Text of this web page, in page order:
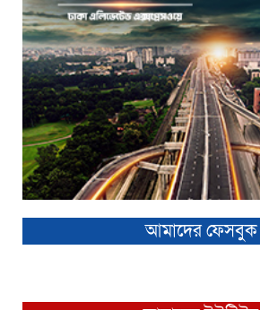
আমাদের ফেসবুক